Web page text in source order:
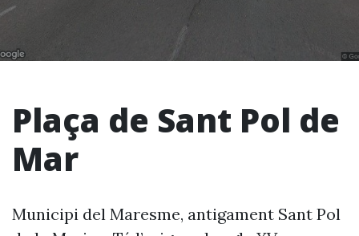
Plaça de Sant Pol de
Mar
Municipi del Maresme, antigament Sant Pol